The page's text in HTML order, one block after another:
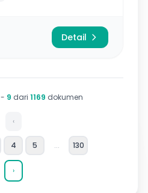
Detail
- 9 dari 1169 dokumen
‹
4 5 ... 130
›